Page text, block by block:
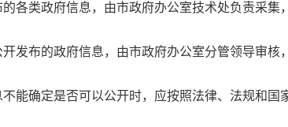
类政府信息，由市政府办公室技术处负责采集
布的政府信息，由市政府办公室分管领导审核
确定是否可以公开时，应按照法律、法规和国